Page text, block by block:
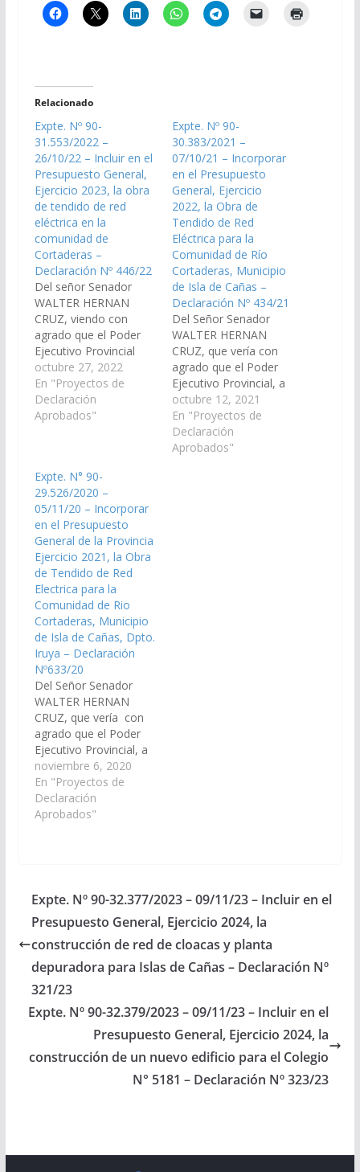
Relacionado
Expte. Nº 90-
31.553/2022 –
26/10/22 – Incluir en el
Presupuesto General,
Ejercicio 2023, la obra
de tendido de red
eléctrica en la
comunidad de
Cortaderas –
Declaración Nº 446/22
Del señor Senador
WALTER HERNAN
CRUZ, viendo con
agrado que el Poder
Ejecutivo Provincial
arbitre los medios
necesarios a fin de que
se incorpore en el Plan
de Obras Públicas
de tendido de red
eléctrica en la
comunidad de
Cortaderas,
Municipio…
octubre 27, 2022
En "Proyectos de
Declaración
Aprobados"
Expte. Nº 90-
30.383/2021 –
07/10/21 – Incorporar
en el Presupuesto
General, Ejercicio
2022, la Obra de
Tendido de Red
Eléctrica para la
Comunidad de Río
Cortaderas, Municipio
de Isla de Cañas –
Declaración Nº 434/21
Del Señor Senador
WALTER HERNAN
CRUZ, que vería con
agrado que el Poder
Ejecutivo Provincial, a
través del Ministerio de
Infraestructura, y
demás organismos
que correspondan,
octubre 12, 2021
En "Proyectos de
Declaración
Aprobados"
Expte. N° 90-
29.526/2020 –
05/11/20 – Incorporar
en el Presupuesto
General de la Provincia
Ejercicio 2021, la Obra
de Tendido de Red
Electrica para la
Comunidad de Rio
Cortaderas, Municipio
de Isla de Cañas, Dpto.
Iruya – Declaración
Nº633/20
Del Señor Senador
WALTER HERNAN
CRUZ, que vería con
agrado que el Poder
Ejecutivo Provincial, a
través del Ministerio de
Infraestructura y
demás Organismos
que correspondan,
Presupuesto General
de la Provincia
Ejercicio 2021, la…
noviembre 6, 2020
En "Proyectos de
Declaración
Aprobados"
Expte. Nº 90-32.377/2023 – 09/11/23 – Incluir en el
Presupuesto General, Ejercicio 2024, la
construcción de red de cloacas y planta
depuradora para Islas de Cañas – Declaración Nº
321/23
Expte. Nº 90-32.379/2023 – 09/11/23 – Incluir en el
Presupuesto General, Ejercicio 2024, la
construcción de un nuevo edificio para el Colegio
N° 5181 – Declaración Nº 323/23